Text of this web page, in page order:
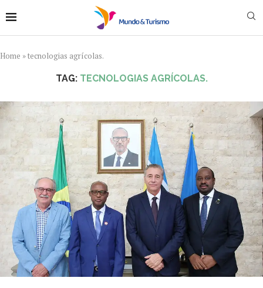
Home »tecnologias agrícolas.
TAG: TECNOLOGIAS AGRÍCOLAS.